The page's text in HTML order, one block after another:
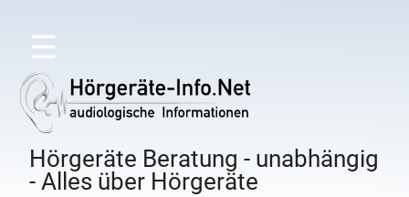
☰
Hörgeräte Beratung - unabhängig
- Alles über Hörgeräte